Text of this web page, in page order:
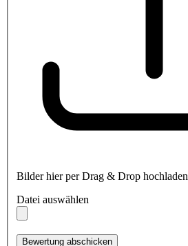
Bilder hier per Drag & Drop hochladen
Datei auswählen
Bewertung abschicken